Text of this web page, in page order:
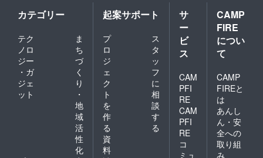
カテゴリー
テク
ノロ
ジー
・ガ
ジェ
ット
ま
ち
づ
く
り
・
地
域
活
性
化
起案サポート
プ
ロ
ジ
ェ
ク
ト
を
作
る
ス
タ
ッ
フ
に
相
談
す
る
資
料
サ
ー
ビ
ス
CAM
PFI
RE
CAM
PFI
RE
コ
ミュ
CAMP
FIRE
につい
て
CAMP
FIREと
は
あんし
ん・安
全への
取り組
み